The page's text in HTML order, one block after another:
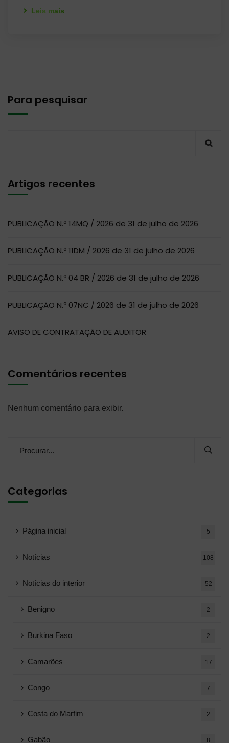
Leia mais
Para pesquisar
Artigos recentes
PUBLICAÇÃO N.º 14MQ / 2026 de 31 de julho de 2026
PUBLICAÇÃO N.º 11DM / 2026 de 31 de julho de 2026
PUBLICAÇÃO N.º 04 BR / 2026 de 31 de julho de 2026
PUBLICAÇÃO N.º 07NC / 2026 de 31 de julho de 2026
AVISO DE CONTRATAÇÃO DE AUDITOR
Comentários recentes
Nenhum comentário para exibir.
Categorias
Página inicial 5
Notícias 108
Notícias do interior 52
Benigno 2
Burkina Faso 2
Camarões 17
Congo 7
Costa do Marfim 2
Gabão 8